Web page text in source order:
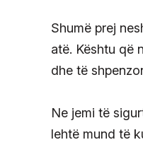
Shumë prej
atë. Kështu që
dhe të
Ne jemi të
lehtë mund të